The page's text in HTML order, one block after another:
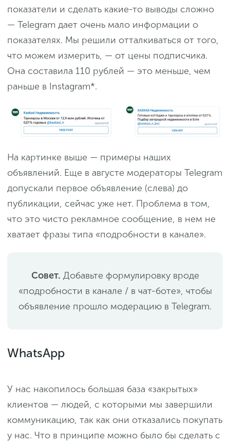
показатели и сделать какие-то выводы сложно
— Telegram дает очень мало информации о
показателях. Мы решили отталкиваться от того,
что можем измерить, — от цены подписчика.
Она составила 110 рублей — это меньше, чем
раньше в Instagram*.
На картинке выше — примеры наших
объявлений. Еще в августе модераторы Telegram
допускали первое объявление (слева) до
публикации, сейчас уже нет. Проблема в том,
что это чисто рекламное сообщение, в нем не
хватает фразы типа «подробности в канале».
Совет. Добавьте формулировку вроде
«подробности в канале / в чат-боте», чтобы
объявление прошло модерацию в Telegram.
WhatsApp
У нас накопилось большая база «закрытых»
клиентов — людей, с которыми мы завершили
коммуникацию, так как они отказались покупать
у нас. Что в принципе можно было бы сделать с